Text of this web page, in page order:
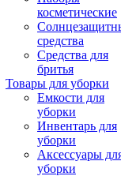
косметические
средства
Средства для
бритья
Товары для уборки
Емкости для
уборки
Инвентарь для
уборки
Аксессуары
уборки